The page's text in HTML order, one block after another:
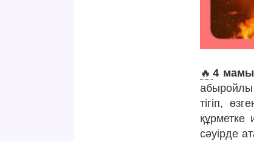
🔥 4
абыройлы
тігіп,
құрметке
сәуірде